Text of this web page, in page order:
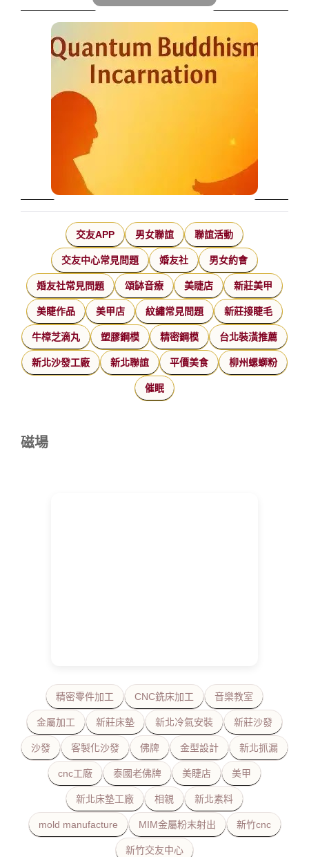
交友APP 男女聯誼 聯誼活動
交友中心常見問題 婚友社 男女約會
婚友社常見問題 頌缽音療 美睫店 新莊美甲
美睫作品 美甲店 紋繡常見問題 新莊接睫毛
牛樟芝滴丸 塑膠鋼模 精密鋼模 台北裝潢推薦
新北沙發工廠 新北聯誼 平價美食 柳州螺螄粉
催眠
磁場
精密零件加工 CNC銑床加工 音樂教室
金屬加工 新莊床墊 新北冷氣安裝 新莊沙發
沙發 客製化沙發 佛牌 金型設計 新北抓漏
cnc工廠 泰國老佛牌 美睫店 美甲
新北床墊工廠 相親 新北素料
mold manufacture MIM金屬粉末射出 新竹cnc
新竹交友中心